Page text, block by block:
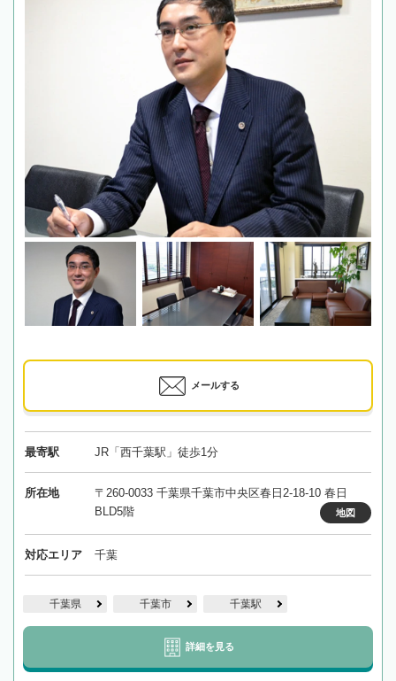
メールする
最寄駅 JR「西千葉駅」徒歩1分
所在地
〒260-0033 千葉県千葉市中央区春日2-18-10 春日
BLD5階
地図
対応エリア 千葉
千葉県 千葉市 千葉駅
詳細を見る